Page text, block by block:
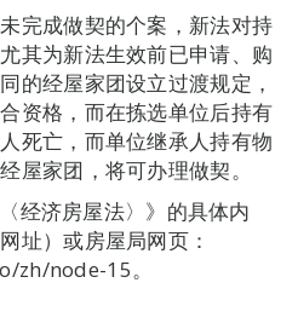
完成做契的个案，新法对持
其为新法生效前已申请、购
的经屋家团设立过渡规定，
资格，而在拣选单位后持有
死亡，而单位继承人持有物
屋家团，将可办理做契。
经济房屋法〉》的具体内
址）或房屋局网页：
zh/node-15。